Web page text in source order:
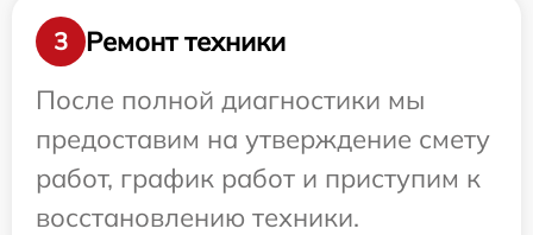
3
Ремонт техники
После полной диагностики мы
предоставим на утверждение смету
работ, график работ и приступим к
восстановлению техники.